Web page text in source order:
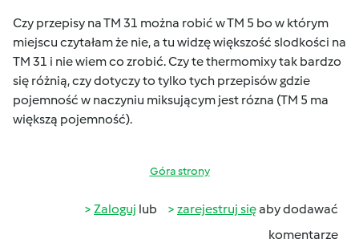
Czy przepisy na TM 31 można robić w TM 5 bo w którym
miejscu czytałam że nie, a tu widzę większość slodkości na
TM 31 i nie wiem co zrobić. Czy te thermomixy tak bardzo
się różnią, czy dotyczy to tylko tych przepisów gdzie
pojemność w naczyniu miksującym jest rózna (TM 5 ma
większą pojemność).
Góra strony
Zaloguj lub zarejestruj sięaby dodawać
komentarze